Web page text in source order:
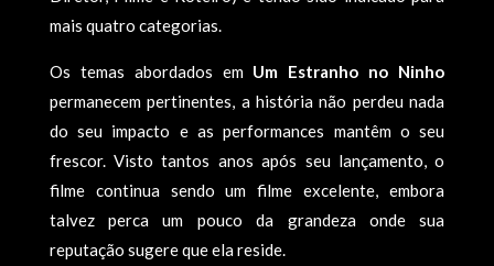
mais quatro categorias.
Os temas abordados em Um Estranho no Ninho
permanecem pertinentes, a história não perdeu nada
do seu impacto e as performances mantêm o seu
frescor. Visto tantos anos após seu lançamento, o
filme continua sendo um filme excelente, embora
talvez perca um pouco da grandeza onde sua
reputação sugere que ela reside.